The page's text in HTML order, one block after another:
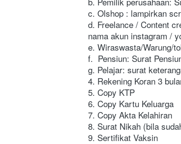
c. Olshop : lampirkan
d. Freelance / Content
nama akun instagram /
e. Wiraswasta/Warung/
f.  Pensiun: Surat
g. Pelajar: surat
4. Rekening Koran 3
5. Copy KTP
6. Copy Kartu Keluarga
7. Copy Akta Kelahiran
8. Surat Nikah (bila
9. Sertifikat Vaksin